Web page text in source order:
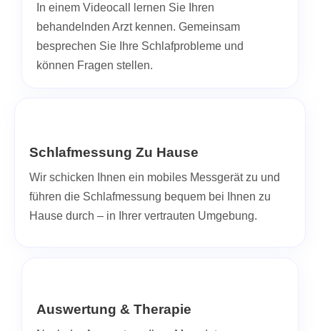
In einem Videocall lernen Sie Ihren
behandelnden Arzt kennen. Gemeinsam
besprechen Sie Ihre Schlafprobleme und
können Fragen stellen.
Schlafmessung Zu Hause
Wir schicken Ihnen ein mobiles Messgerät zu und
führen die Schlafmessung bequem bei Ihnen zu
Hause durch – in Ihrer vertrauten Umgebung.
Auswertung & Therapie